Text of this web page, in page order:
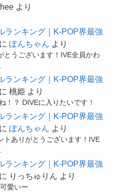
より
ランキング｜K-POP界最強
にぽんちゃん より
とうございます！IVE全員かわ
ランキング｜K-POP界最強
に桃姫 より
！？ DIVEに入りたいです！
ランキング｜K-POP界最強
にぽんちゃん より
トありがとうございます！IVE
ランキング｜K-POP界最強
に りっちゅりん より
愛いー